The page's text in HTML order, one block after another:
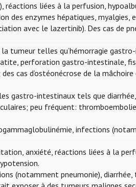
liées à la perfusion,
des enzymes hépatiques, myalgies,
avec le lazertinib). Des cas de
la tumeur telles qu’hémorragie
perforation gastro-intestinale,
cas d’ostéonécrose de la
gastro-intestinaux tels que
peu fréquent:
infections
anxiété, réactions liées à la
(notamment pneumonie), diarrhée,